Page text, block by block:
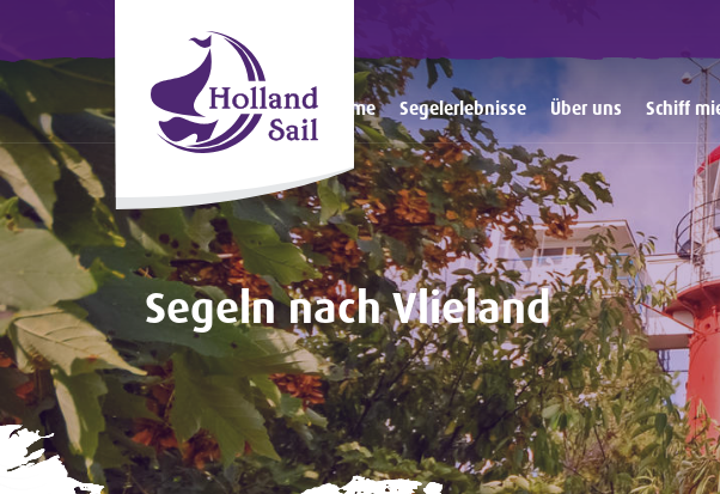
Home Segelerlebnisse Über uns Schiff
Segeln nach Vlieland